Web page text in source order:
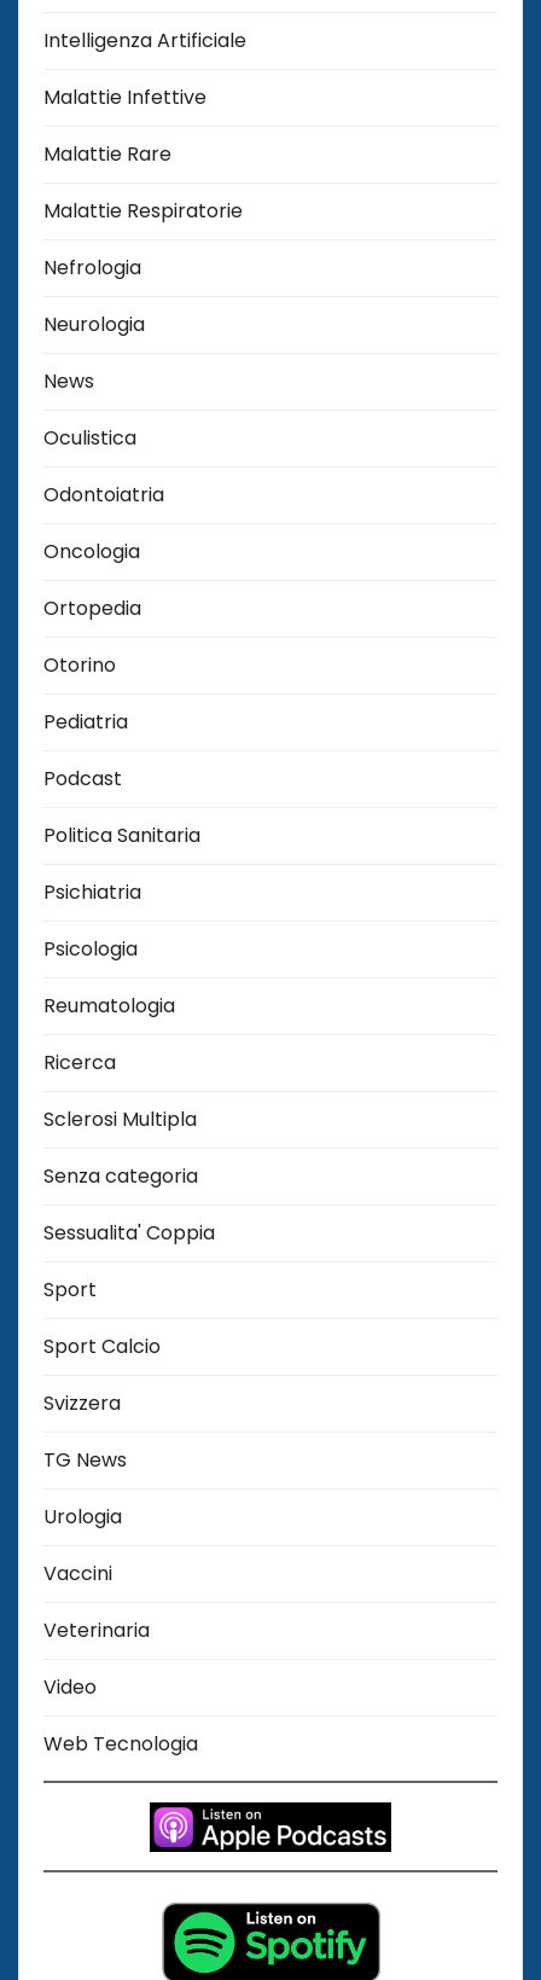
Intelligenza Artificiale
Malattie Infettive
Malattie Rare
Malattie Respiratorie
Nefrologia
Neurologia
News
Oculistica
Odontoiatria
Oncologia
Ortopedia
Otorino
Pediatria
Podcast
Politica Sanitaria
Psichiatria
Psicologia
Reumatologia
Ricerca
Sclerosi Multipla
Senza categoria
Sessualita' Coppia
Sport
Sport Calcio
Svizzera
TG News
Urologia
Vaccini
Veterinaria
Video
Web Tecnologia